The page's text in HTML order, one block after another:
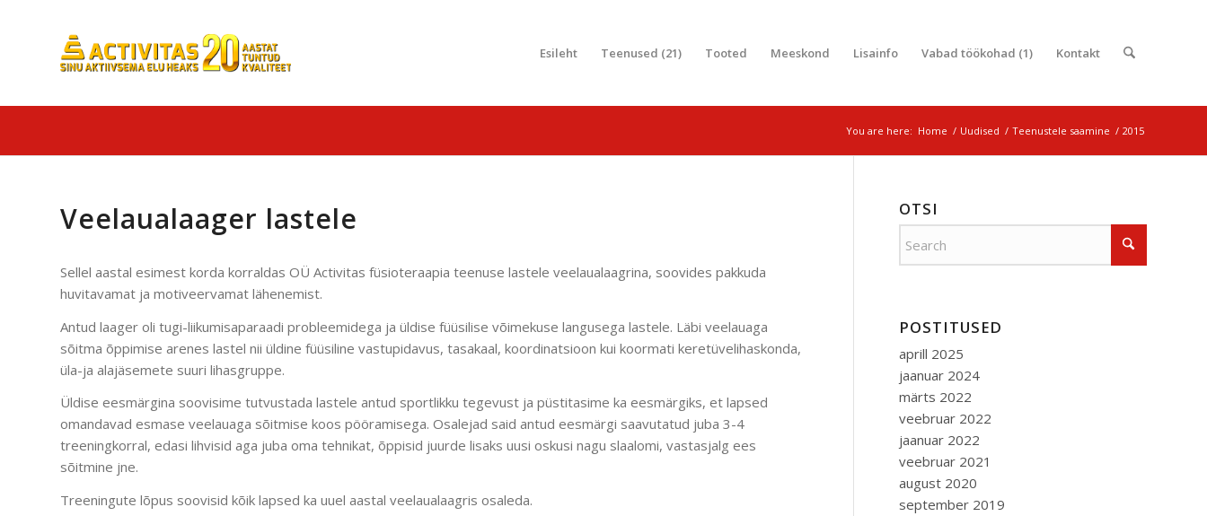
Esileht Teenused (21) Tooted Meeskond Lisainfo Vabad töökohad (1) Kontakt
You are here: Home / Uudised / Teenustele saamine / 2015
Veelaualaager lastele
Sellel aastal esimest korda korraldas OÜ Activitas füsioteraapia teenuse lastele veelaualaagrina, soovides pakkuda
huvitavamat ja motiveervamat lähenemist.
Antud laager oli tugi-liikumisaparaadi probleemidega ja üldise füüsilise võimekuse langusega lastele. Läbi veelauaga
sõitma õppimise arenes lastel nii üldine füüsiline vastupidavus, tasakaal, koordinatsioon kui koormati keretüvelihaskonda,
üla-ja alajäsemete suuri lihasgruppe.
Üldise eesmärgina soovisime tutvustada lastele antud sportlikku tegevust ja püstitasime ka eesmärgiks, et lapsed
omandavad esmase veelauaga sõitmise koos pööramisega. Osalejad said antud eesmärgi saavutatud juba 3-4
treeningkorral, edasi lihvisid aga juba oma tehnikat, õppisid juurde lisaks uusi oskusi nagu slaalomi, vastasjalg ees
sõitmine jne.
Treeningute lõpus soovisid kõik lapsed ka uuel aastal veelaualaagris osaleda.
OTSI
POSTITUSED
aprill 2025
jaanuar 2024
märts 2022
veebruar 2022
jaanuar 2022
veebruar 2021
august 2020
september 2019